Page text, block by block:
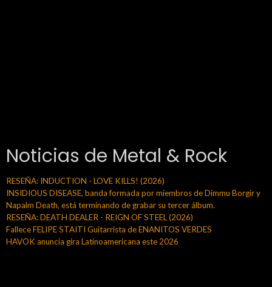
Noticias de Metal & Rock
RESEÑA: INDUCTION - LOVE KILLS! (2026)
INSIDIOUS DISEASE, banda formada por miembros de Dimmu Borgir y
Napalm Death, está terminando de grabar su tercer álbum.
RESEÑA: DEATH DEALER - REIGN OF STEEL (2026)
Fallece FELIPE STAITI Guitarrista de ENANITOS VERDES
HAVOK anuncia gira Latinoamericana este 2026